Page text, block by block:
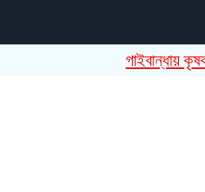
গাইবান্ধায় কৃষককে